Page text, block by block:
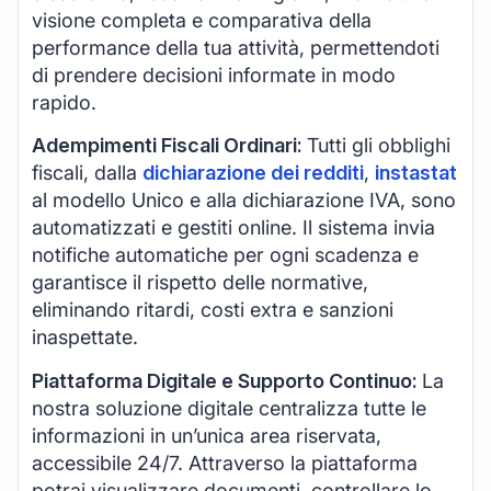
visione completa e comparativa della
performance della tua attività, permettendoti
di prendere decisioni informate in modo
rapido.
Adempimenti Fiscali Ordinari: Tutti gli obblighi
fiscali, dalla dichiarazione dei redditi, instastat
al modello Unico e alla dichiarazione IVA, sono
automatizzati e gestiti online. Il sistema invia
notifiche automatiche per ogni scadenza e
garantisce il rispetto delle normative,
eliminando ritardi, costi extra e sanzioni
inaspettate.
Piattaforma Digitale e Supporto Continuo: La
nostra soluzione digitale centralizza tutte le
informazioni in un’unica area riservata,
accessibile 24/7. Attraverso la piattaforma